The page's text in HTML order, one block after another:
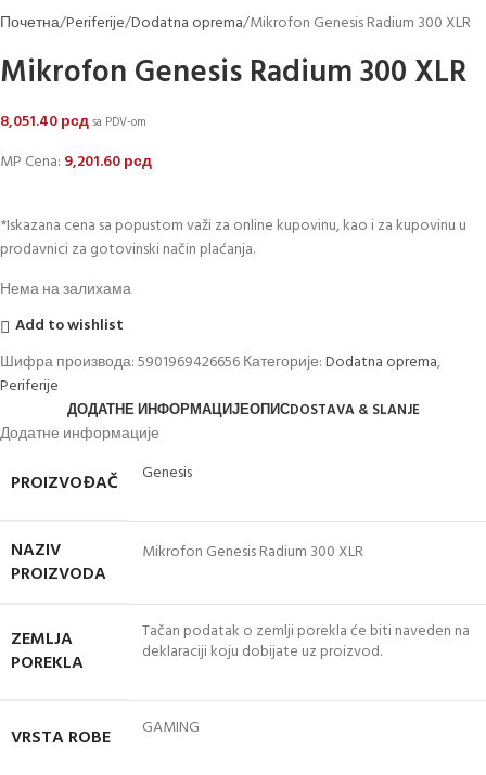
Почетна Periferije Dodatna oprema Mikrofon Genesis Radium 300 XLR
Mikrofon Genesis Radium 300 XLR
8,051.40рсдsa PDV-om
MP Cena: 9,201.60рсд
*Iskazana cena sa popustom važi za online kupovinu, kao i za kupovinu u
prodavnici za gotovinski način plaćanja.
Нема на залихама
Add to wishlist
Шифра производа:5901969426656Категорије:Dodatna oprema,
Periferije
ДОДАТНЕ ИНФОРМАЦИЈЕОПИСDOSTAVA & SLANJE
Додатне информације
PROIZVOĐAČ Genesis
NAZIV
PROIZVODA
Mikrofon Genesis Radium 300 XLR
ZEMLJA
POREKLA
Tačan podatak o zemlji porekla će biti naveden na
deklaraciji koju dobijate uz proizvod.
VRSTA ROBE GAMING